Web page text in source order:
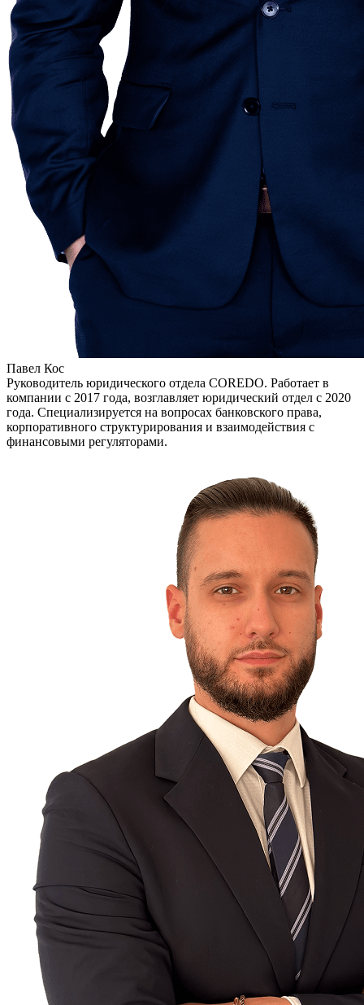
Павел Кос
Руководитель юридического отдела COREDO. Работает в
компании с 2017 года, возглавляет юридический отдел с 2020
года. Специализируется на вопросах банковского права,
корпоративного структурирования и взаимодействия с
финансовыми регуляторами.